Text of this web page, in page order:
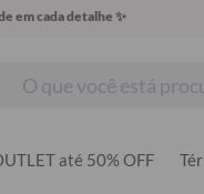
em cada detalhe ✨
até 50% OFF